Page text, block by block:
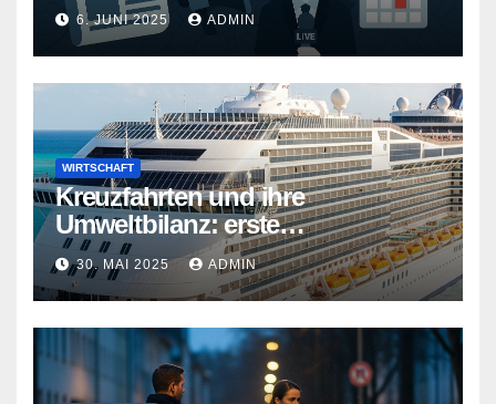
teurer
6. JUNI 2025 ADMIN
WIRTSCHAFT
Kreuzfahrten und ihre
Umweltbilanz: erste
Kreuzfahrtschiffe gehen neue
Wege
30. MAI 2025 ADMIN